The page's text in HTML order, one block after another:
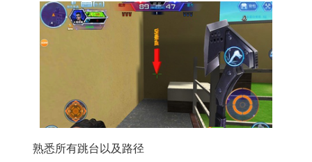
熟悉所有跳台以及路径